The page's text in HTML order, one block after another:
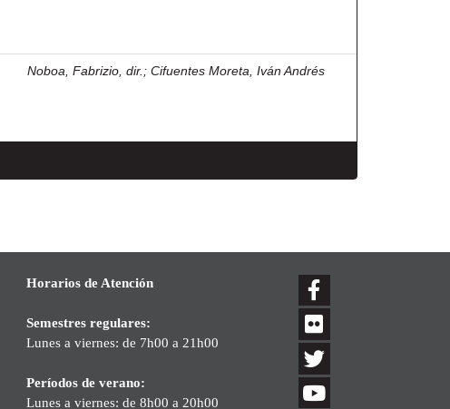
Noboa, Fabrizio, dir. ; Cifuentes Moreta, Iván Andrés
Horarios de Atención
Semestres regulares:
Lunes a viernes: de 7h00 a 21h00
Períodos de verano:
Lunes a viernes: de 8h00 a 20h00